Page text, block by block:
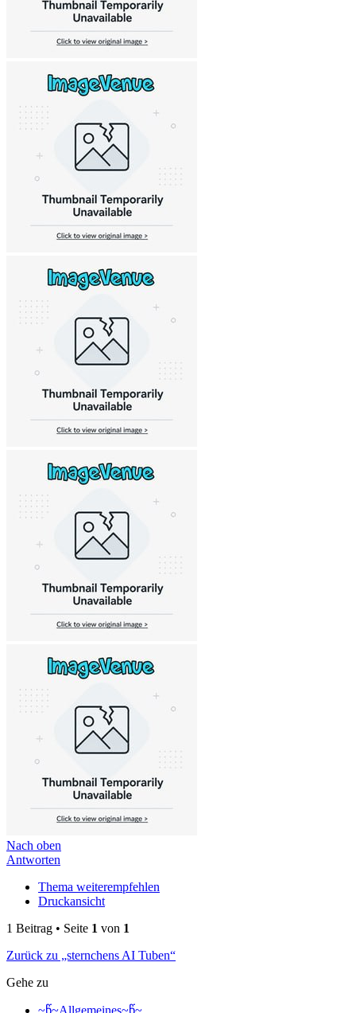
Nach oben
Antworten
Thema weiterempfehlen
Druckansicht
1 Beitrag • Seite 1 von 1
Zurück zu „sternchens AI Tuben“
Gehe zu